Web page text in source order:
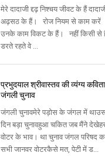
मेरे दादाजी द्दढ़ निश्चय जीवट के हैं
अढ़सठ के हैं। रोज नियम से काम करें
उनके काम विकट के हैं। नहीं किसी से
डरते रहते वे ...
प्रभुदयाल श्रीवास्तव की व्यंग्य
जंगली चुनाव
जंगली चुनाव‌मेरे पड़ोस के जंगल में
दिन बड़ा चुनावहुआ चकित जब मैंने
वोटर के भाव। था चुनाव जंगल परिषद‌
सभी जानवर वोटरकैसे मत, पेटी में ड...